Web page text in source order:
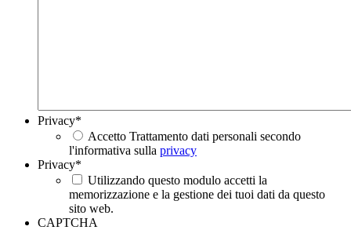
Privacy*
Accetto Trattamento dati personali secondo
l'informativa sulla privacy
Privacy*
Utilizzando questo modulo accetti la
memorizzazione e la gestione dei tuoi dati da questo
sito web.
CAPTCHA